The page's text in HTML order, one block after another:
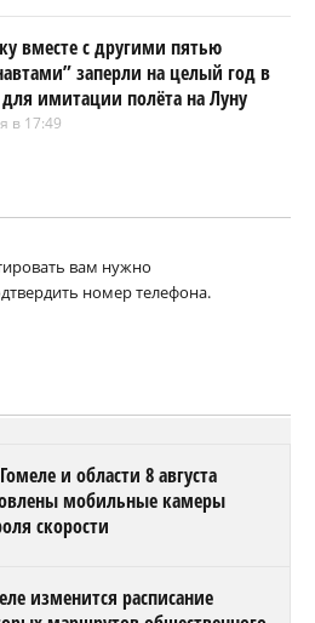
вместе с другими пятью
заперли на целый год в
для имитации полёта на Луну
в 17:49
вам нужно
номер телефона.
и области 8 августа
мобильные камеры
скорости
изменится расписание